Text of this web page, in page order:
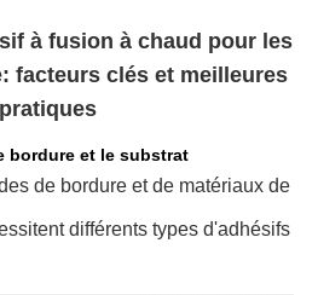
à fusion à chaud pour les
facteurs clés et meilleures
pratiques
bordure et le substrat
de bordure et de matériaux de
différents types d'adhésifs